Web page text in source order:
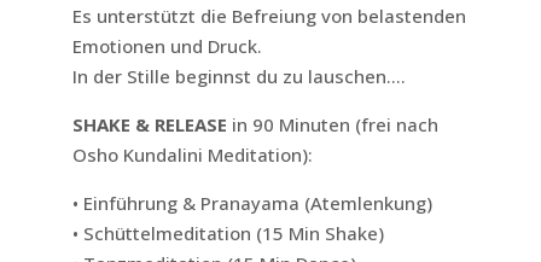
Es unterstützt die Befreiung von belastenden
Emotionen und Druck.
In der Stille beginnst du zu lauschen….
SHAKE & RELEASE in 90 Minuten (frei nach
Osho Kundalini Meditation):
• Einführung & Pranayama (Atemlenkung)
• Schüttelmeditation (15 Min Shake)